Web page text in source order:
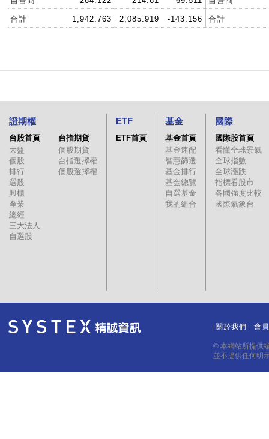
合計 1,942.763 2,085.919 -143.156 合計
證期權
台股首頁
大盤
個股
排行
選股
興櫃
產業
總經
三大法人
自選股
台指期貨
個股期貨
台指選擇權
個股選擇權
ETF
ETF首頁
基金
基金首頁
基金速配
智慧篩選
基金排行
基金總覽
自選基金
我的組合
國際
國際股首頁
看懂全球景氣
全球指數
全球漲跌
指標看股市
各國強度比較
國際氣象台
關於我們 會
© 本網站所提供
並不提供任何明